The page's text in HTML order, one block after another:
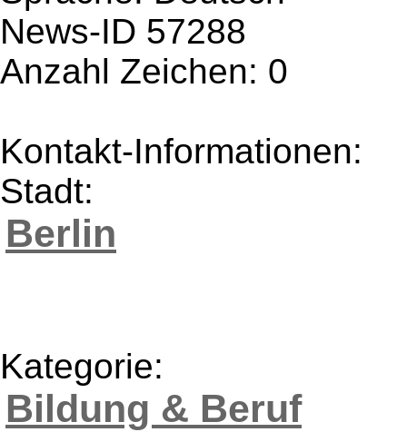
News-ID 57288
Anzahl Zeichen: 0
Kontakt-Informationen:
Stadt:
Berlin
Kategorie:
Bildung & Beruf